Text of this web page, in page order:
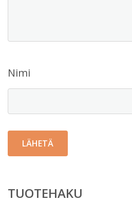
Nimi
TUOTEHAKU